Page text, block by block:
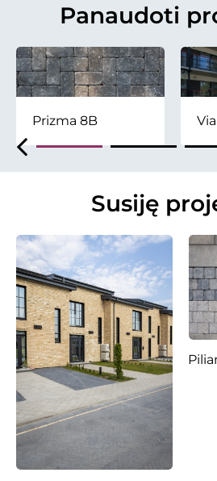
Panaudoti
Prizma 8B Via
Susiję